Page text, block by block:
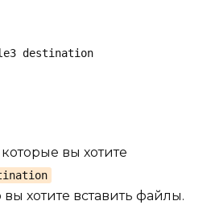
destination
вы хотите
хотите вставить файлы.